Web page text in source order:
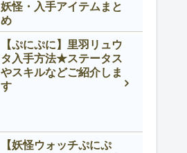
妖怪・入手アイテムまと
め
【ぷにぷに】里羽リュウ
タ入手方法★ステータス
やスキルなどご紹介しま
す
【妖怪ウォッチぷにぷ